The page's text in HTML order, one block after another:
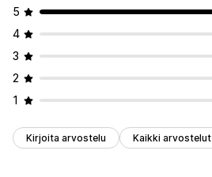
5
4
3
2
1
Kirjoita arvostelu Kaikki arvostelut